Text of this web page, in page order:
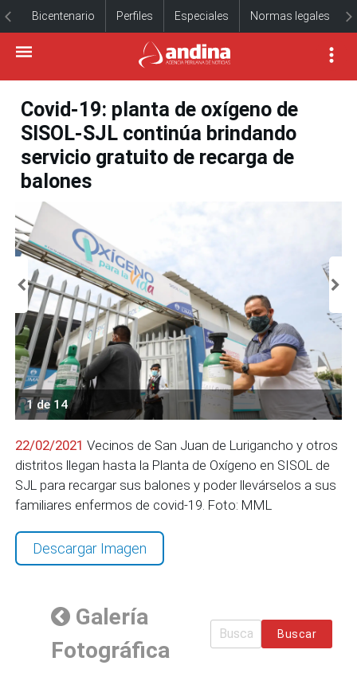
Bicentenario Perfiles Especiales Normas legales
Covid-19: planta de oxígeno de
SISOL-SJL continúa brindando
servicio gratuito de recarga de
balones
1 de 14
22/02/2021 Vecinos de San Juan de Lurigancho y otros
distritos llegan hasta la Planta de Oxígeno en SISOL de
SJL para recargar sus balones y poder llevárselos a sus
familiares enfermos de covid-19. Foto: MML
Descargar Imagen
Galería
Fotográfica
Buscar